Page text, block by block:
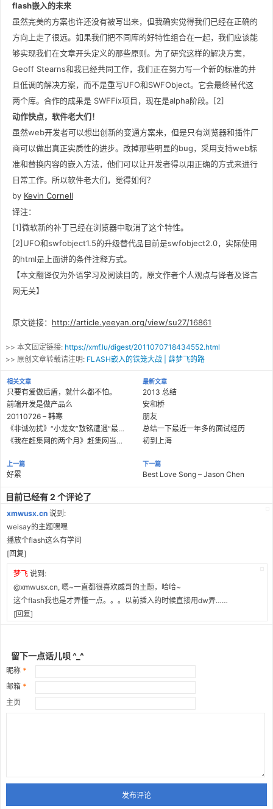
flash嵌入的未来
虽然完美的方案也许还没有被写出来，但我确实觉得我们已经在正确的
方向上走了很远。如果我们把不同库的好特性组合在一起，我们应该能
够实现我们在文章开头定义的那些原则。为了研究这样的解决方案，
Geoff Stearns和我已经共同工作，我们正在努力写一个新的标准的并
且低调的解决方案，而不是重写UFO和SWFObject。它会最终替代这
两个库。合作的成果是 SWFFix项目，现在是alpha阶段。[2]
动作快点，软件老大们！
虽然web开发者可以想出创新的变通方案来，但是只有浏览器和插件厂
商可以做出真正实质性的进步。改掉那些明显的bug，采用支持web标
准和替换内容的嵌入方法，他们可以让开发者得以用正确的方式来进行
日常工作。所以软件老大们，觉得如何？
by Kevin Cornell
译注：
[1]微软新的补丁已经在浏览器中取消了这个特性。
[2]UFO和swfobject1.5的升级替代品目前是swfobject2.0，实际使用
的html是上面讲的条件注释方式。
【本文翻译仅为外语学习及阅读目的，原文作者个人观点与译者及译言
网无关】
原文链接： http://article.yeeyan.org/view/su27/16861
>> 本文固定链接: https://xmf.lu/digest/2011070718434552.html
>> 原创文章转载请注明: FLASH嵌入的铁笼大战 | 薛梦飞的路
相关文章
只要有爱做后盾，就什么都不怕。
前端开发是做产品么
20110726 – 韩寒
《非诚勿扰》“小龙女”敖铭遭遇“最浪漫求爱”
《我在赶集网的两个月》赶集网当事人回复
最新文章
2013 总结
安和桥
朋友
总结一下最近一年多的面试经历
初到上海
上一篇
好累
下一篇
Best Love Song – Jason Chen
目前已经有 2 个评论了
xmwusx.cn 说到:
weisay的主题嘿嘿
播放个flash这么有学问
[回复]
梦飞 说到:
@xmwusx.cn, 嗯~一直都很喜欢威哥的主题，哈哈~
这个flash我也是才弄懂一点。。。以前插入的时候直接用dw弄……
[回复]
留下一点话儿呗 ^_^
昵称 *
邮箱 *
主页
发布评论